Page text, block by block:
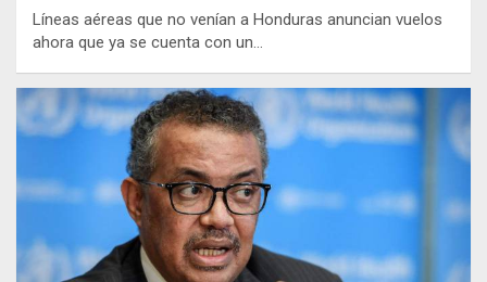
Líneas aéreas que no venían a Honduras anuncian vuelos
ahora que ya se cuenta con un…